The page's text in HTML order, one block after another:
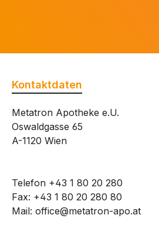
Kontaktdaten
Metatron Apotheke e.U.
Oswaldgasse 65
A-1120 Wien
Telefon +43 1 80 20 280
Fax: +43 1 80 20 280 80
Mail: office@metatron-apo.at